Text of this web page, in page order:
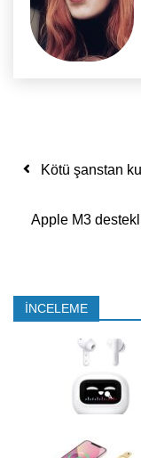
Yazı
Kötü şanstan
Apple M3
İNCELEME